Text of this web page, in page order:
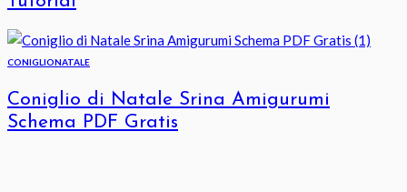
CONIGLIONATALE
Coniglio di Natale Srina Amigurumi
Schema PDF Gratis